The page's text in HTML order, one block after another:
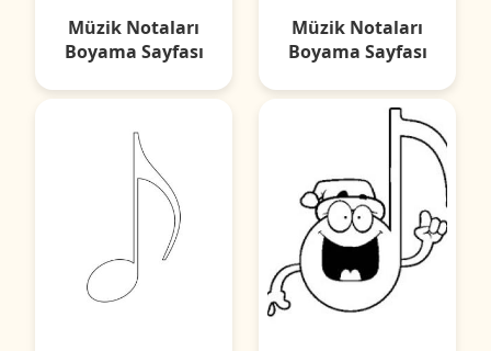
Müzik Notaları
Boyama Sayfası
Müzik Notaları
Boyama Sayfası